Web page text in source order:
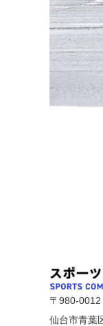
〒980-0012
仙台市青葉